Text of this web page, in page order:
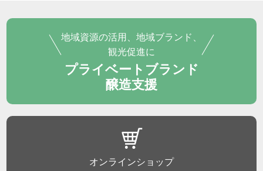
地域資源の活用、地域ブランド、
観光促進に
プライベートブランド
醸造支援
オンラインショップ